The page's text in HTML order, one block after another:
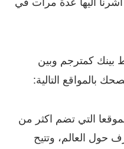
بينك كمترجم وبين
بالمواقع التالية:
التي تضم اكثر من
محترف حول العالم، وتتيح